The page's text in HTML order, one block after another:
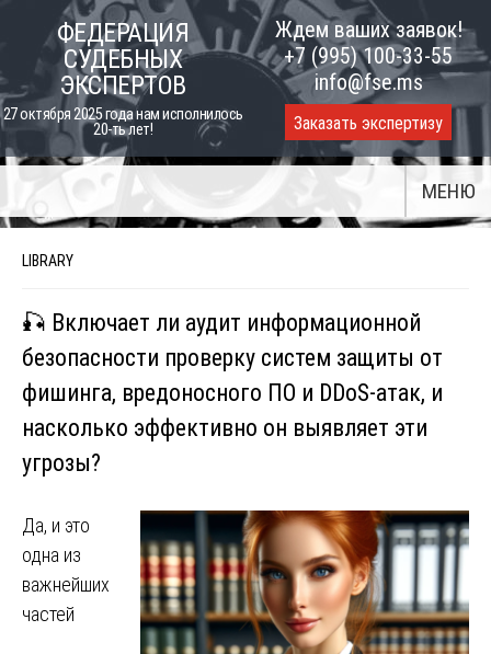
content
ФЕДЕРАЦИЯ
СУДЕБНЫХ
ЭКСПЕРТОВ
27 октября 2025 года нам исполнилось
20-ть лет!
Ждем ваших заявок!
+7 (995) 100-33-55
info@fse.ms
Заказать экспертизу
МЕНЮ
LIBRARY
🎣 Включает ли аудит информационной
безопасности проверку систем защиты от
фишинга, вредоносного ПО и DDoS-атак, и
насколько эффективно он выявляет эти
угрозы?
Да, и это
одна из
важнейших
частей